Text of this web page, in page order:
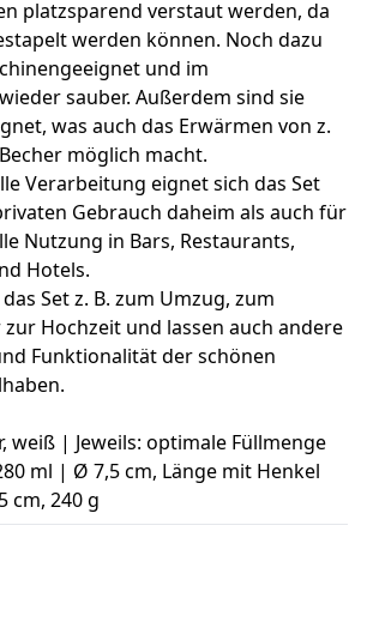
platzsparend verstaut werden, da
werden können. Noch dazu
und im
sauber. Außerdem sind sie
was auch das Erwärmen von z.
möglich macht.
Verarbeitung eignet sich das Set
Gebrauch daheim als auch für
Nutzung in Bars, Restaurants,
Hotels.
Set z. B. zum Umzug, zum
Hochzeit und lassen auch andere
Funktionalität der schönen
weiß | Jeweils: optimale Füllmenge
ml | Ø 7,5 cm, Länge mit Henkel
cm, 240 g